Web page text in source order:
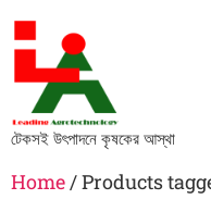
টেকসই উৎপাদনে কৃষকের আস্থা
Home/ Products